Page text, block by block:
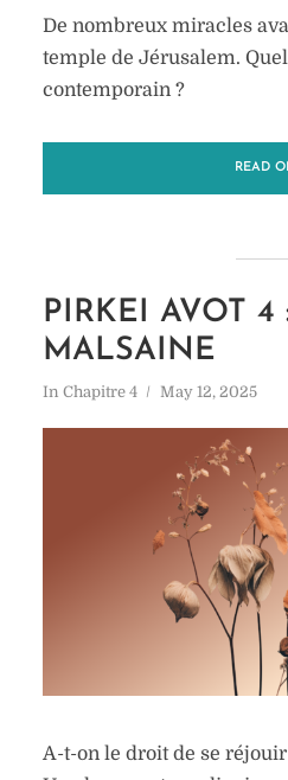
De nombreux miracles
temple de Jérusalem.
contemporain ?
READ
PIRKEI AVOT 4
MALSAINE
In Chapitre 4 May 12, 2025
A-t-on le droit de se